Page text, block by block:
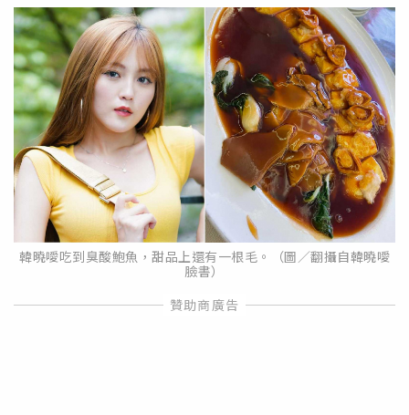
韓曉噯吃到臭酸鮑魚，甜品上還有一根毛。（圖／翻攝自韓曉噯
臉書）